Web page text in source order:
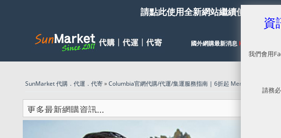
請點此使用全新網站繼續使用服務，
國外網購最新消息 HOT
SunMarket 代購．代運．代寄»Columbia官網代購/代運/集運服務指南 | 6折起 Memorial Sale加
資
我們會用
請務